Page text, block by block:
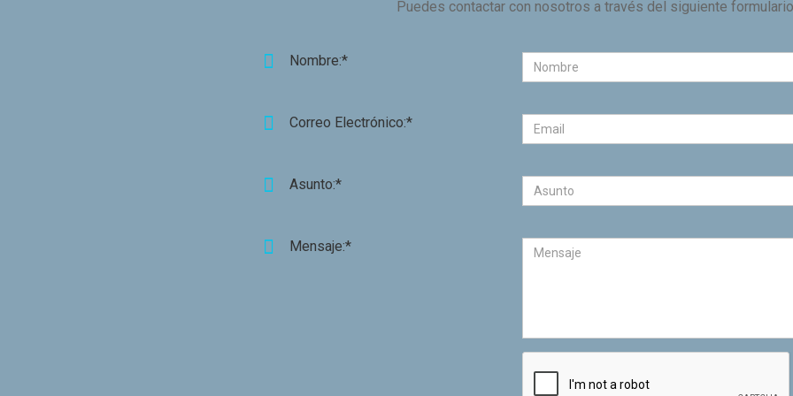
Puedes contactar con nosotros a través del siguiente formulario
Nombre:*
Correo Electrónico:*
Asunto:*
Mensaje:*